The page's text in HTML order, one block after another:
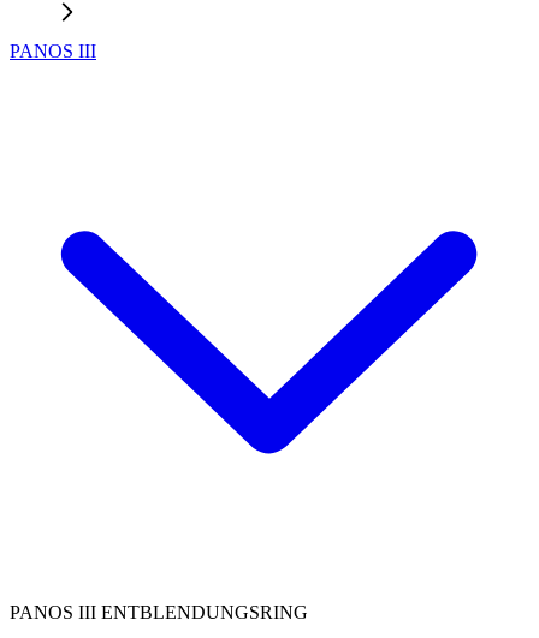
PANOS III
PANOS III ENTBLENDUNGSRING